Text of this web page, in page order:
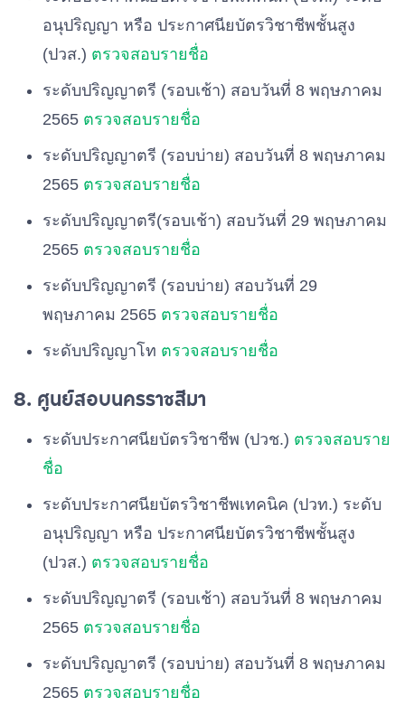
อนุปริญญา หรือ ประกาศนียบัตรวิชาชีพชั้นสูง
(ปวส.) ตรวจสอบรายชื่อ
ระดับปริญญาตรี (รอบเช้า) สอบวันที่ 8 พฤษภาคม
2565 ตรวจสอบรายชื่อ
ระดับปริญญาตรี (รอบบ่าย) สอบวันที่ 8 พฤษภาคม
2565 ตรวจสอบรายชื่อ
ระดับปริญญาตรี(รอบเช้า) สอบวันที่ 29 พฤษภาคม
2565 ตรวจสอบรายชื่อ
ระดับปริญญาตรี (รอบบ่าย) สอบวันที่ 29
พฤษภาคม 2565 ตรวจสอบรายชื่อ
ระดับปริญญาโท ตรวจสอบรายชื่อ
8. ศูนย์สอบนครราชสีมา
ระดับประกาศนียบัตรวิชาชีพ (ปวช.) ตรวจสอบราย
ชื่อ
ระดับประกาศนียบัตรวิชาชีพเทคนิค (ปวท.) ระดับ
อนุปริญญา หรือ ประกาศนียบัตรวิชาชีพชั้นสูง
(ปวส.) ตรวจสอบรายชื่อ
ระดับปริญญาตรี (รอบเช้า) สอบวันที่ 8 พฤษภาคม
2565 ตรวจสอบรายชื่อ
ระดับปริญญาตรี (รอบบ่าย) สอบวันที่ 8 พฤษภาคม
2565 ตรวจสอบรายชื่อ